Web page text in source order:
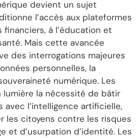
devient un sujet
l’accès aux plateformes
financiers, à l’éducation et
Mais cette avancée
des interrogations majeures
personnelles, la
numérique. Les
lumière la nécessité de bâtir
l’intelligence artificielle,
les citoyens contre les risques
et d’usurpation d’identité. Les